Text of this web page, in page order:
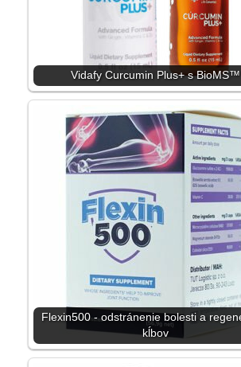
Vidafy Curcumin Plus+ s BioMS™
Flexin500 - odstránenie bolesti a
kĺbov